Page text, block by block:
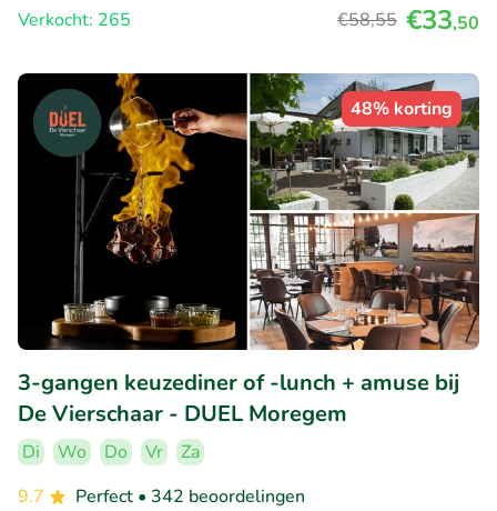
Verkocht: 265
€58,55 €33,50
48% korting
3-gangen keuzediner of -lunch + amuse bij
De Vierschaar - DUEL Moregem
Di Wo Do Vr
Za
9.7
Perfect • 342 beoordelingen